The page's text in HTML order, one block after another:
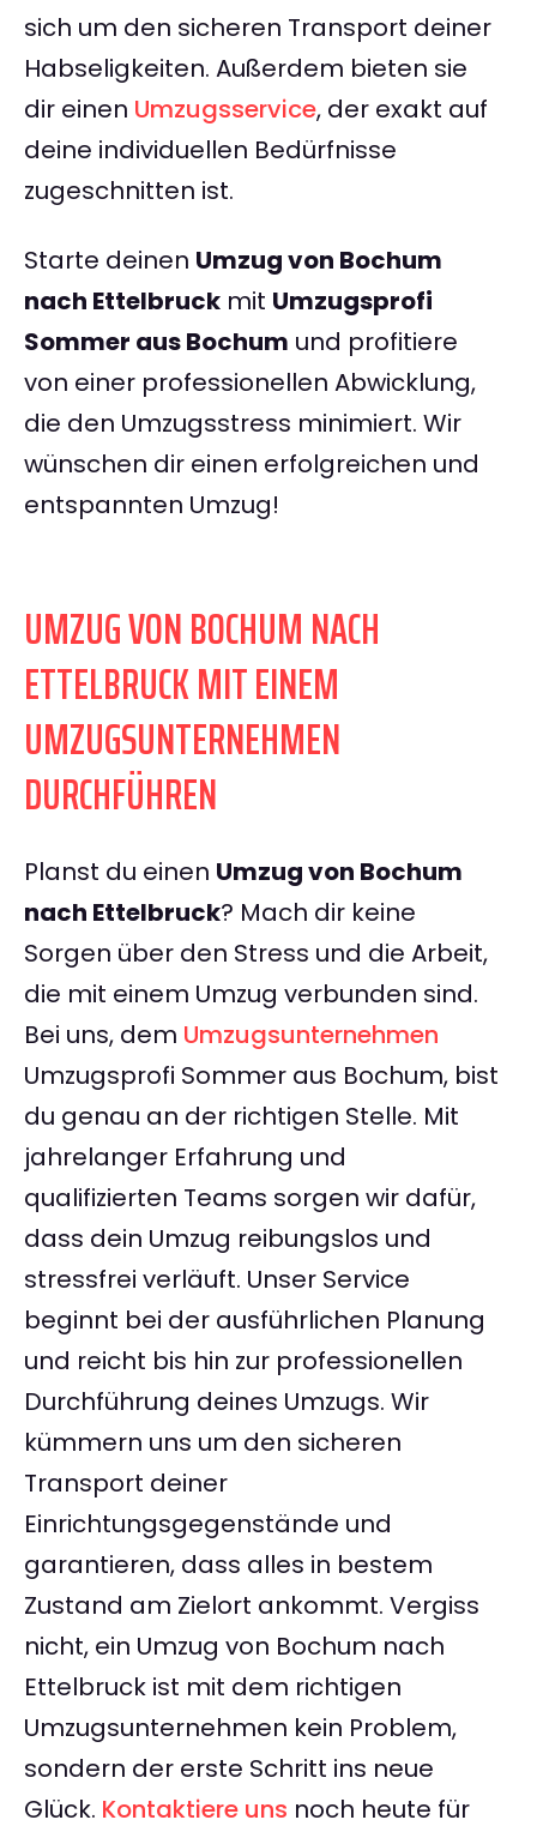
sich um den sicheren Transport deiner
Habseligkeiten. Außerdem bieten sie
dir einen Umzugsservice, der exakt auf
deine individuellen Bedürfnisse
zugeschnitten ist.
Starte deinen Umzug von Bochum
nach Ettelbruck mit Umzugsprofi
Sommer aus Bochum und profitiere
von einer professionellen Abwicklung,
die den Umzugsstress minimiert. Wir
wünschen dir einen erfolgreichen und
entspannten Umzug!
UMZUG VON BOCHUM NACH
ETTELBRUCK MIT EINEM
UMZUGSUNTERNEHMEN
DURCHFÜHREN
Planst du einen Umzug von Bochum
nach Ettelbruck? Mach dir keine
Sorgen über den Stress und die Arbeit,
die mit einem Umzug verbunden sind.
Bei uns, dem Umzugsunternehmen
Umzugsprofi Sommer aus Bochum, bist
du genau an der richtigen Stelle. Mit
jahrelanger Erfahrung und
qualifizierten Teams sorgen wir dafür,
dass dein Umzug reibungslos und
stressfrei verläuft. Unser Service
beginnt bei der ausführlichen Planung
und reicht bis hin zur professionellen
Durchführung deines Umzugs. Wir
kümmern uns um den sicheren
Transport deiner
Einrichtungsgegenstände und
garantieren, dass alles in bestem
Zustand am Zielort ankommt. Vergiss
nicht, ein Umzug von Bochum nach
Ettelbruck ist mit dem richtigen
Umzugsunternehmen kein Problem,
sondern der erste Schritt ins neue
Glück. Kontaktiere uns noch heute für